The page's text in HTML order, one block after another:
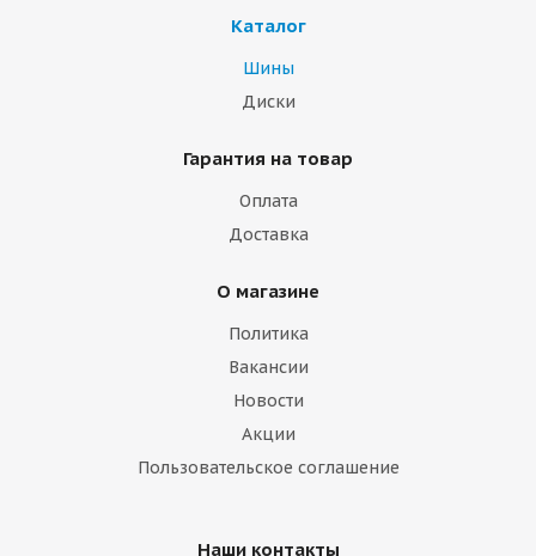
Каталог
Шины
Диски
Гарантия на товар
Оплата
Доставка
О магазине
Политика
Вакансии
Новости
Акции
Пользовательское соглашение
Наши контакты